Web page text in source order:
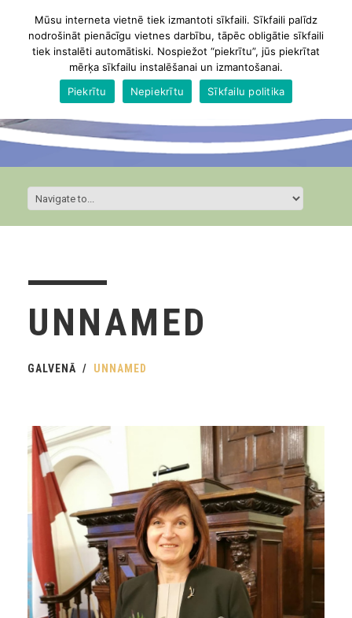
UNNAMED
GALVENĀ UNNAMED
Mūsu interneta vietnē tiek izmantoti sīkfaili. Sīkfaili palīdz
nodrošināt pienācīgu vietnes darbību, tāpēc obligātie sīkfaili
tiek instalēti automātiski. Nospiežot “piekrītu”, jūs piekrītat
mērķa sīkfailu instalēšanai un izmantošanai.
Piekrītu
Nepiekrītu Sīkfailu politika